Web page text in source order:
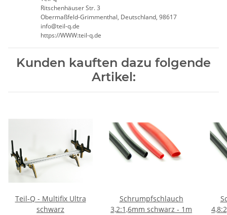
Ritschenhäuser Str. 3
Obermaßfeld-Grimmenthal, Deutschland, 98617
info@teil-q.de
https://WWW:teil-q.de
Kunden kauften dazu folgende
Artikel:
Teil-Q - Multifix Ultra
schwarz
Schrumpfschlauch
3,2:1,6mm schwarz - 1m